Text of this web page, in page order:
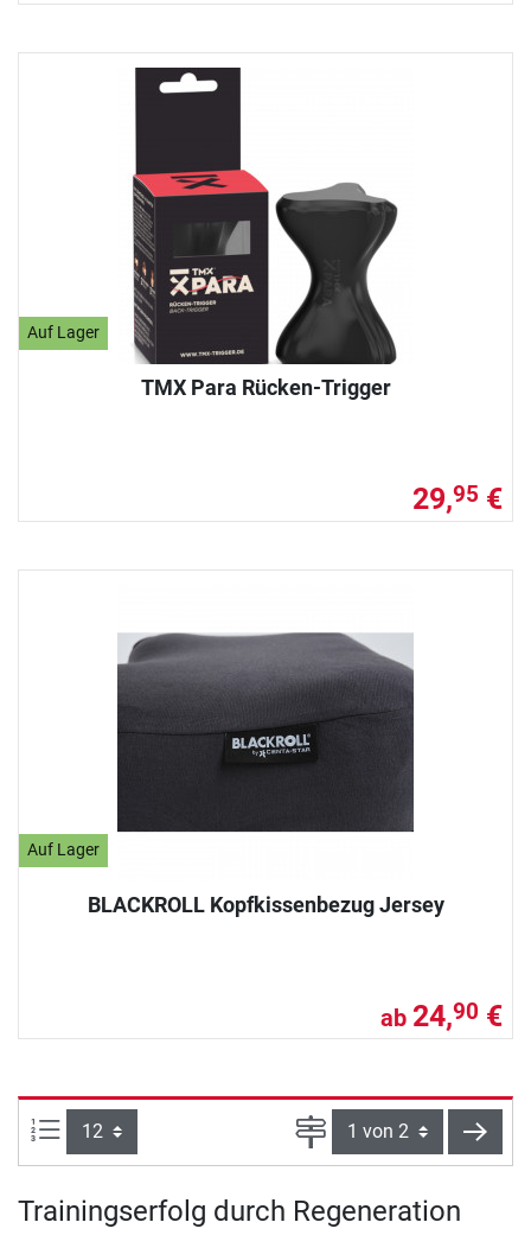
Auf Lager
TMX Para Rücken-Trigger
29,95 €
Auf Lager
BLACKROLL Kopfkissenbezug Jersey
ab 24,90 €
Artikel pro Seite: Seite
Trainingserfolg durch Regeneration